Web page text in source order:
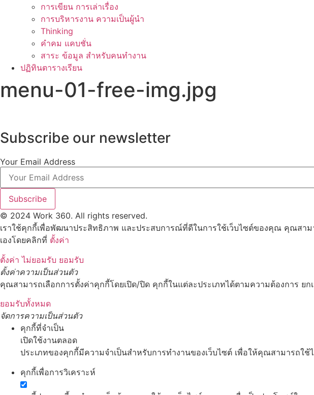
การเขียน การเล่าเรื่อง
การบริหารงาน ความเป็นผู้นำ
Thinking
คำคม แคบชั่น
สาระ ข้อมูล สำหรับคนทำงาน
ปฏิทินตารางเรียน
menu-01-free-img.jpg
Subscribe our newsletter
Your Email Address
Subscribe
© 2024 Work 360. All rights reserved.
เราใช้คุกกี้เพื่อพัฒนาประสิทธิภาพ และประสบการณ์ที่ดีในการใช้เว็บไซต์ของคุณ คุณสาม
เองโดยคลิกที่ ตั้งค่า
ตั้งค่า ไม่ยอมรับ ยอมรับ
ตั้งค่าความเป็นส่วนตัว
คุณสามารถเลือกการตั้งค่าคุกกี้โดยเปิด/ปิด คุกกี้ในแต่ละประเภทได้ตามความต้องการ ยก
ยอมรับทั้งหมด
จัดการความเป็นส่วนตัว
คุกกี้ที่จำเป็น
เปิดใช้งานตลอด
ประเภทของคุกกี้มีความจำเป็นสำหรับการทำงานของเว็บไซต์ เพื่อให้คุณสามารถใ
คุกกี้เพื่อการวิเคราะห์